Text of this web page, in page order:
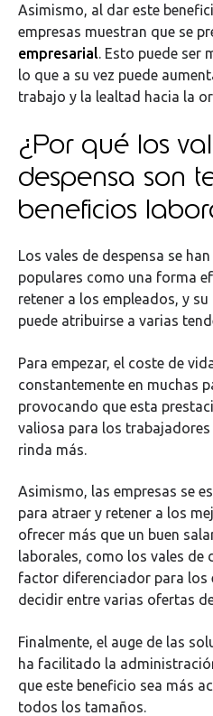
Asimismo, al dar este
empresas muestran que se
empresarial
. Esto puede ser
lo que a su vez puede
trabajo y la lealtad hacia la
¿Por qué los
despensa son
beneficios
Los vales de despensa se
populares como una forma
retener a los empleados, y
puede atribuirse a varias
Para empezar, el coste de
constantemente en muchas
provocando que esta
valiosa para los
rinda más.
Asimismo, las empresas se
para atraer y retener a los
ofrecer más que un buen
laborales, como los vales de
factor diferenciador para los
decidir entre varias ofertas
Finalmente, el auge de las
ha facilitado la
que este beneficio sea más
todos los tamaños.